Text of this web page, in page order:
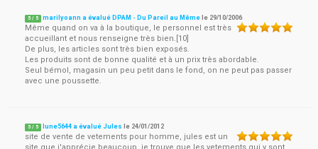
5 / 5 marilyoann a évalué DPAM - Du Pareil au Même le 29/10/2006
Même quand on va à la boutique, le personnel est très
accueillant et nous renseigne très bien.[10]
De plus, les articles sont très bien exposés.
Les produits sont de bonne qualité et à un prix très abordable.
Seul bémol, magasin un peu petit dans le fond, on ne peut pas passer
avec une poussette.
5 / 5 lune5644 a évalué Jules le 24/01/2012
site de vente de vetements pour homme, jules est un